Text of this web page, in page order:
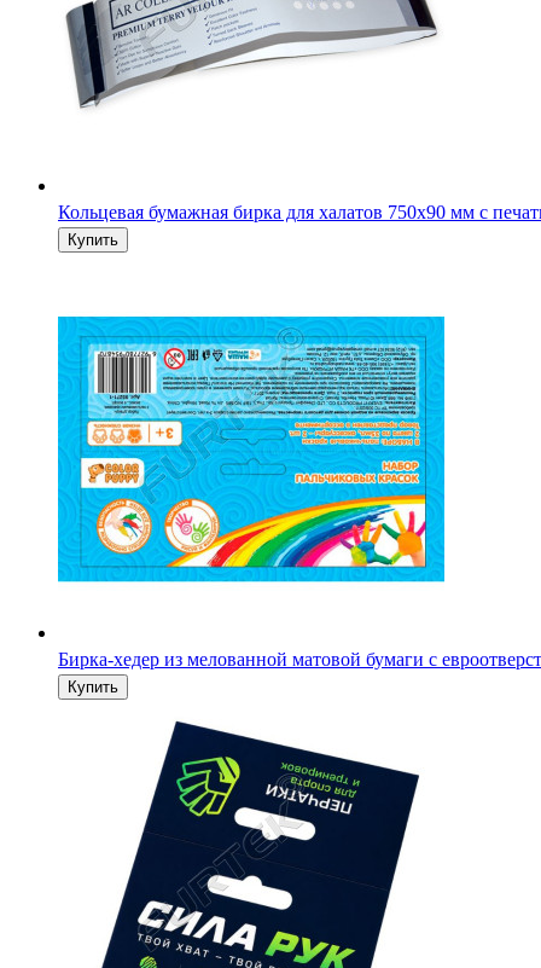
Кольцевая бумажная бирка для халатов 750х90 мм с
Бирка-хедер из мелованной матовой бумаги с